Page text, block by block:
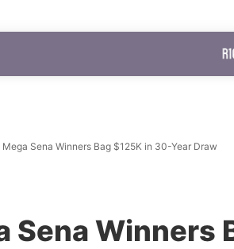
Mega Sena Winners Bag $125K in 30-Year Draw
Sena Winners